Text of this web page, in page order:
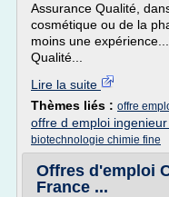
Assurance Qualité,
cosmétique ou de la
moins une
Qualité...
Lire la suite
Thèmes liés : offre
offre d emploi
biotechnologie chimie fine
Offres d'emploi
France ...